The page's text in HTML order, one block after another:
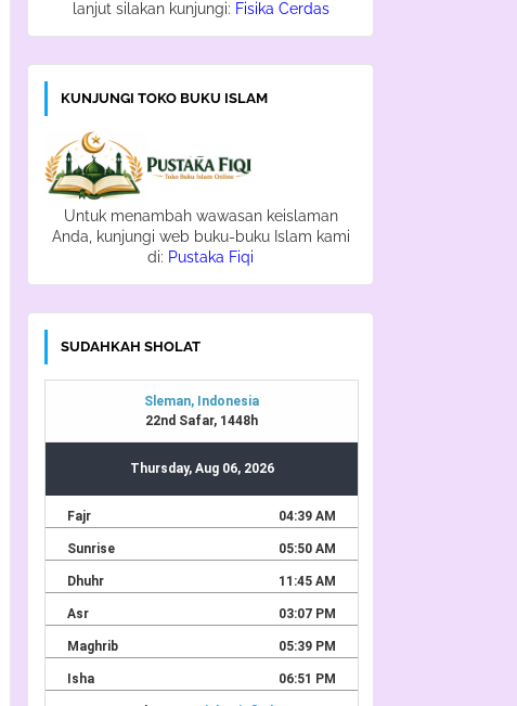
lanjut silakan kunjungi: Fisika Cerdas
KUNJUNGI TOKO BUKU ISLAM
Untuk menambah wawasan keislaman
Anda, kunjungi web buku-buku Islam kami
di: Pustaka Fiqi
SUDAHKAH SHOLAT